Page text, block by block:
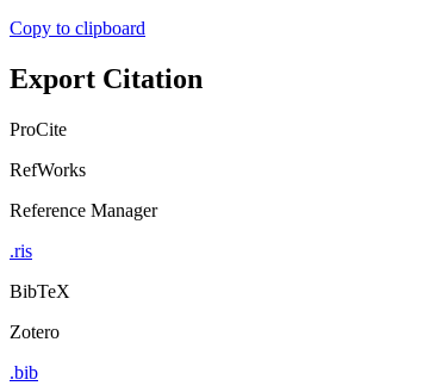
Copy to clipboard
Export Citation
ProCite
RefWorks
Reference Manager
.ris
BibTeX
Zotero
.bib